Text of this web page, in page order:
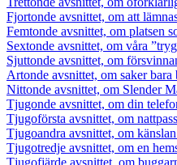
Fjortonde avsnittet, om att
Femtonde avsnittet, om platsen
Sextonde avsnittet, om våra
Sjuttonde avsnittet, om
Artonde avsnittet, om saker bara
Nittonde avsnittet, om Slender
Tjugonde avsnittet, om din
Tjugoförsta avsnittet, om
Tjugoandra avsnittet, om
Tjugotredje avsnittet, om en
Tjugofjärde avsnittet, om